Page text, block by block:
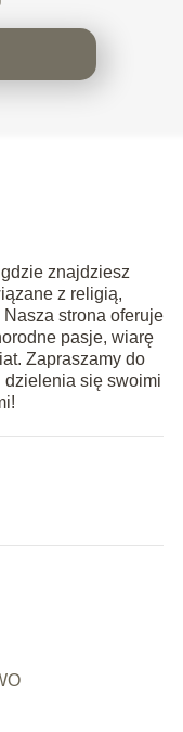
znajdziesz
z religią,
Nasza strona oferuje
pasje, wiarę
Zapraszamy do
dzielenia się swoimi